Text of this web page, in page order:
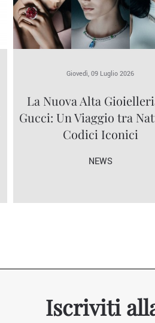
Giovedì, 09 Luglio 2026
La Nuova Alta
Gucci: Un Viaggio tra
Codici Iconici
NEWS
Iscriviti